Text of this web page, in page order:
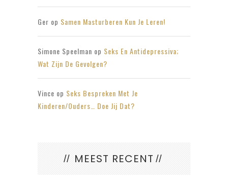
Ger op Samen Masturberen Kun Je Leren!
Simone Speelman op Seks En Antidepressiva;
Wat Zijn De Gevolgen?
Vince op Seks Bespreken Met Je
Kinderen/ouders… Doe Jij Dat?
MEEST RECENT